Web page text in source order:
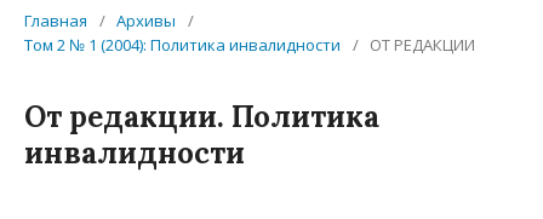
Главная / Архивы
/
Том 2 № 1 (2004): Политика инвалидности
/ ОТ РЕДАКЦИИ
От редакции. Политика
инвалидности